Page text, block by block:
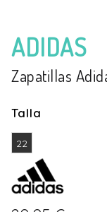
ADIDAS
Zapatillas
Talla
22